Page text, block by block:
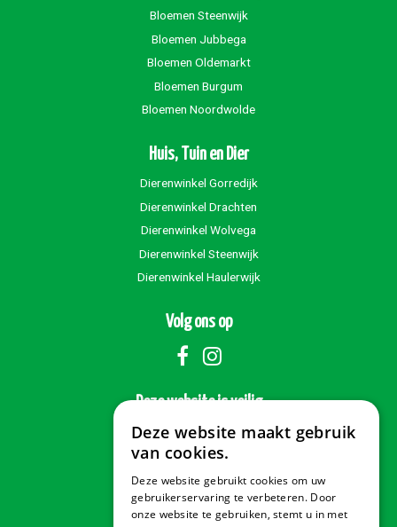
Bloemen Steenwijk
Bloemen Jubbega
Bloemen Oldemarkt
Bloemen Burgum
Bloemen Noordwolde
Huis, Tuin en Dier
Dierenwinkel Gorredijk
Dierenwinkel Drachten
Dierenwinkel Wolvega
Dierenwinkel Steenwijk
Dierenwinkel Haulerwijk
Volg ons op
Deze website is veilig
Veilig betalen
Deze website maakt gebruik
van cookies.
Deze website gebruikt cookies om uw
gebruikerservaring te verbeteren. Door
onze website te gebruiken, stemt u in met